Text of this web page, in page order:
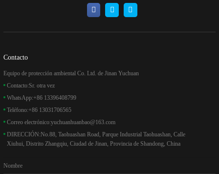
Contacto
Equipo de protección ambiental Co. Ltd. de Jinan Yuchuan
Contacto:Sr. otra vez
WhatsApp:+86 13396408799
Teléfono:+86 13031706565
Correo electrónico:yuchuanhuanbao@163.com
DIRECCIÓN:No.88, Taohuashan Road, Parque Industrial Taohuashan, Calle
Xiuhui, Distrito Zhangqiu, Ciudad de Jinan, Provincia de Shandong, China
Nombre